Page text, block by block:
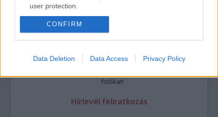
user protection.
CONFIRM
Data Deletion Data Access Privacy Policy
A 10 legütősebb drogos film
Megjöttek a meztelen hősnők
Meztelenség és anatómia
A forradalom egy holland fotós szemével
Meztelen fővárosiak
Készülőben a nagy meztelen album
fotókat!
Hírlevél feliratkozás